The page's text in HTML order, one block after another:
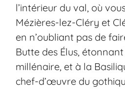
l’intérieur du val, où
Mézières-lez-Cléry et
en n’oubliant pas de
Butte des Élus,
millénaire, et à la
chef-d’œuvre du